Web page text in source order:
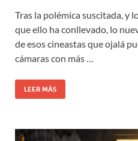
Tras la polémica suscitada, y
que ello ha conllevado, lo
de esos cineastas que ojalá
cámaras con más …
LEER MÁS